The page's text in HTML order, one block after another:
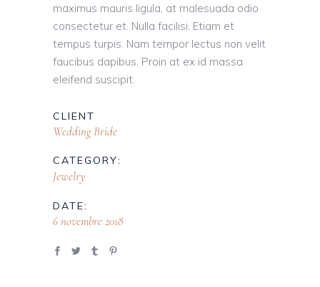
maximus mauris ligula, at malesuada odio
consectetur et. Nulla facilisi. Etiam et
tempus turpis. Nam tempor lectus non velit
faucibus dapibus. Proin at ex id massa
eleifend suscipit.
CLIENT
Wedding Bride
CATEGORY:
Jewelry
DATE:
6 novembre 2018